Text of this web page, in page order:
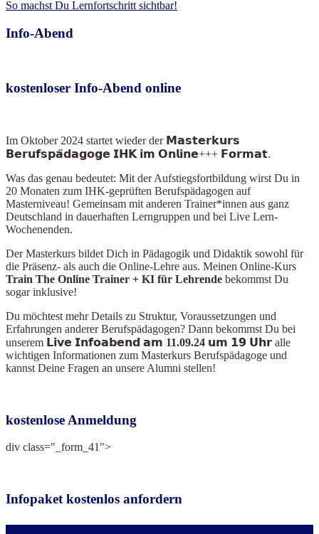
So machst Du Lernfortschritt sichtbar!
Info-Abend
kostenloser Info-Abend online
Im Oktober 2024 startet wieder der 𝗠𝗮𝘀𝘁𝗲𝗿𝗸𝘂𝗿𝘀
𝗕𝗲𝗿𝘂𝗳𝘀𝗽𝗮̈𝗱𝗮𝗴𝗼𝗴𝗲 𝗜𝗛𝗞 𝗶𝗺 𝗢𝗻𝗹𝗶𝗻𝗲+++ 𝗙𝗼𝗿𝗺𝗮𝘁.
Was das genau bedeutet: Mit der Aufstiegsfortbildung wirst Du in
20 Monaten zum IHK-geprüften Berufspädagogen auf
Masterniveau! Gemeinsam mit anderen Trainer*innen aus ganz
Deutschland in dauerhaften Lerngruppen und bei Live Lern-
Wochenenden.
Der Masterkurs bildet Dich in Pädagogik und Didaktik sowohl für
die Präsenz- als auch die Online-Lehre aus. Meinen Online-Kurs
Train The Online Trainer + KI für Lehrende bekommst Du
sogar inklusive!
Du möchtest mehr Details zu Struktur, Voraussetzungen und
Erfahrungen anderer Berufspädagogen? Dann bekommst Du bei
unserem 𝗟𝗶𝘃𝗲 𝗜𝗻𝗳𝗼𝗮𝗯𝗲𝗻𝗱 𝗮𝗺 11.09.24 𝘂𝗺 𝟭𝟵 𝗨𝗵𝗿 alle
wichtigen Informationen zum Masterkurs Berufspädagoge und
kannst Deine Fragen an unsere Alumni stellen!
kostenlose Anmeldung
div class="_form_41">
Infopaket kostenlos anfordern